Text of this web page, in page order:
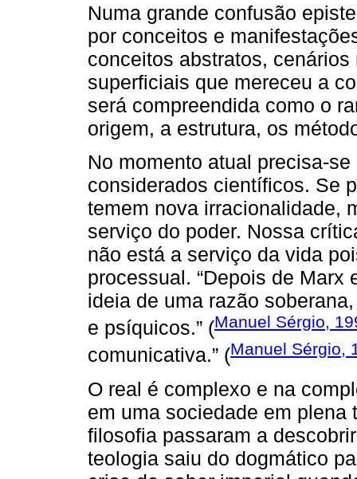
Numa grande confusão
por conceitos e
conceitos abstratos,
superficiais que mereceu a
será compreendida como o
origem, a estrutura, os
No momento atual precisa-
considerados científicos. Se
temem nova irracionalidade,
serviço do poder. Nossa
não está a serviço da vida
processual. “Depois de Marx
ideia de uma razão
e psíquicos.” (Manuel Sérgio,
comunicativa.” (Manuel Sérgio,
O real é complexo e na
em uma sociedade em
filosofia passaram a
teologia saiu do dogmático